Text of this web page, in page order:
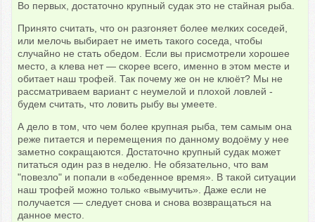
Во первых, достаточно крупный судак это не стайная рыба.
Принято считать, что он разгоняет более мелких соседей,
или мелочь выбирает не иметь такого соседа, чтобы
случайно не стать обедом. Если вы присмотрели хорошее
место, а клева нет — скорее всего, именно в этом месте и
обитает наш трофей. Так почему же он не клюёт? Мы не
рассматриваем вариант с неумелой и плохой ловлей -
будем считать, что ловить рыбу вы умеете.
А дело в том, что чем более крупная рыба, тем самым она
реже питается и перемещения по данному водоёму у нее
заметно сокращаются. Достаточно крупный судак может
питаться один раз в неделю. Не обязательно, что вам
"повезло" и попали в «обеденное время». В такой ситуации
наш трофей можно только «вымучить». Даже если не
получается — следует снова и снова возвращаться на
данное место.